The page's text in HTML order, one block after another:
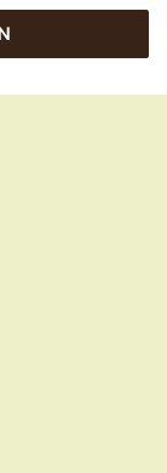
vorbehalten.